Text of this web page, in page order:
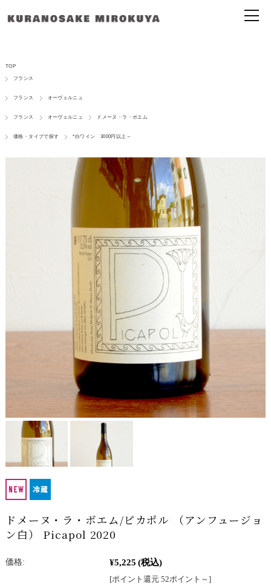
TOP
フランス
フランス オーヴェルニュ
フランス オーヴェルニュ ドメーヌ・ラ・ボエム
価格・タイプで探す *白ワイン 3000円以上～
ドメーヌ・ラ・ボエム/ピカポル （アンフュージョ
ン白） Picapol 2020
価格: ¥5,225 (税込)
[ポイント還元 52ポイント～]